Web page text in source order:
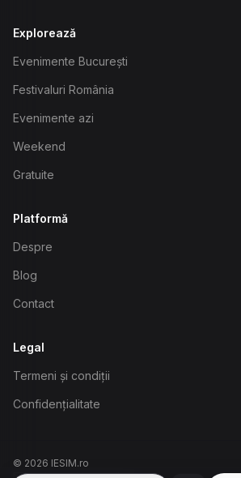
Explorează
Evenimente București
Festivaluri România
Evenimente azi
Weekend
Gratuite
Platformă
Despre
Blog
Contact
Legal
Termeni și condiții
Confidențialitate
© 2026 IESIM.ro